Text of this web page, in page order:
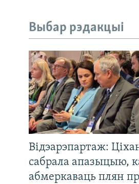
Выбар рэдакцыі
Відэарэпартаж:
сабрала апазыцыю,
абмеркаваць плян